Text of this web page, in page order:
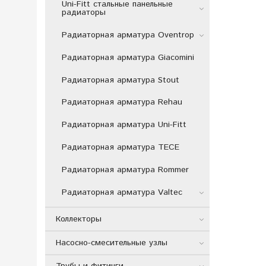
Uni-Fitt стальные панельные
радиаторы
Радиаторная арматура Oventrop
Радиаторная арматура Giacomini
Радиаторная арматура Stout
Радиаторная арматура Rehau
Радиаторная арматура Uni-Fitt
Радиаторная арматура TECE
Радиаторная арматура Rommer
Радиаторная арматура Valtec
Коллекторы
Насосно-смесительные узлы